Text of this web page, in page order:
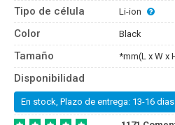
Tipo de célula Li-ion
Color Black
Tamaño *mm(L x W x
Disponibilidad
En stock, Plazo de entrega: 13-16